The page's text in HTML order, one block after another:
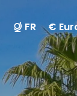
FR €